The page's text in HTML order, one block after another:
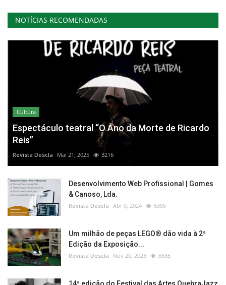
NOTÍCIAS RECOMENDADAS
Cultura
Espectáculo teatral “O Ano da Morte de Ricardo
Reis”
Revista Descla Mai 21, 2025 3216
Desenvolvimento Web Profissional | Gomes
& Canoso, Lda.
Revista Descla Abr 9, 2024 6305
Um milhão de peças LEGO® dão vida à 2ª
Edição da Exposição...
Revista Descla Nov 20, 2023 8585